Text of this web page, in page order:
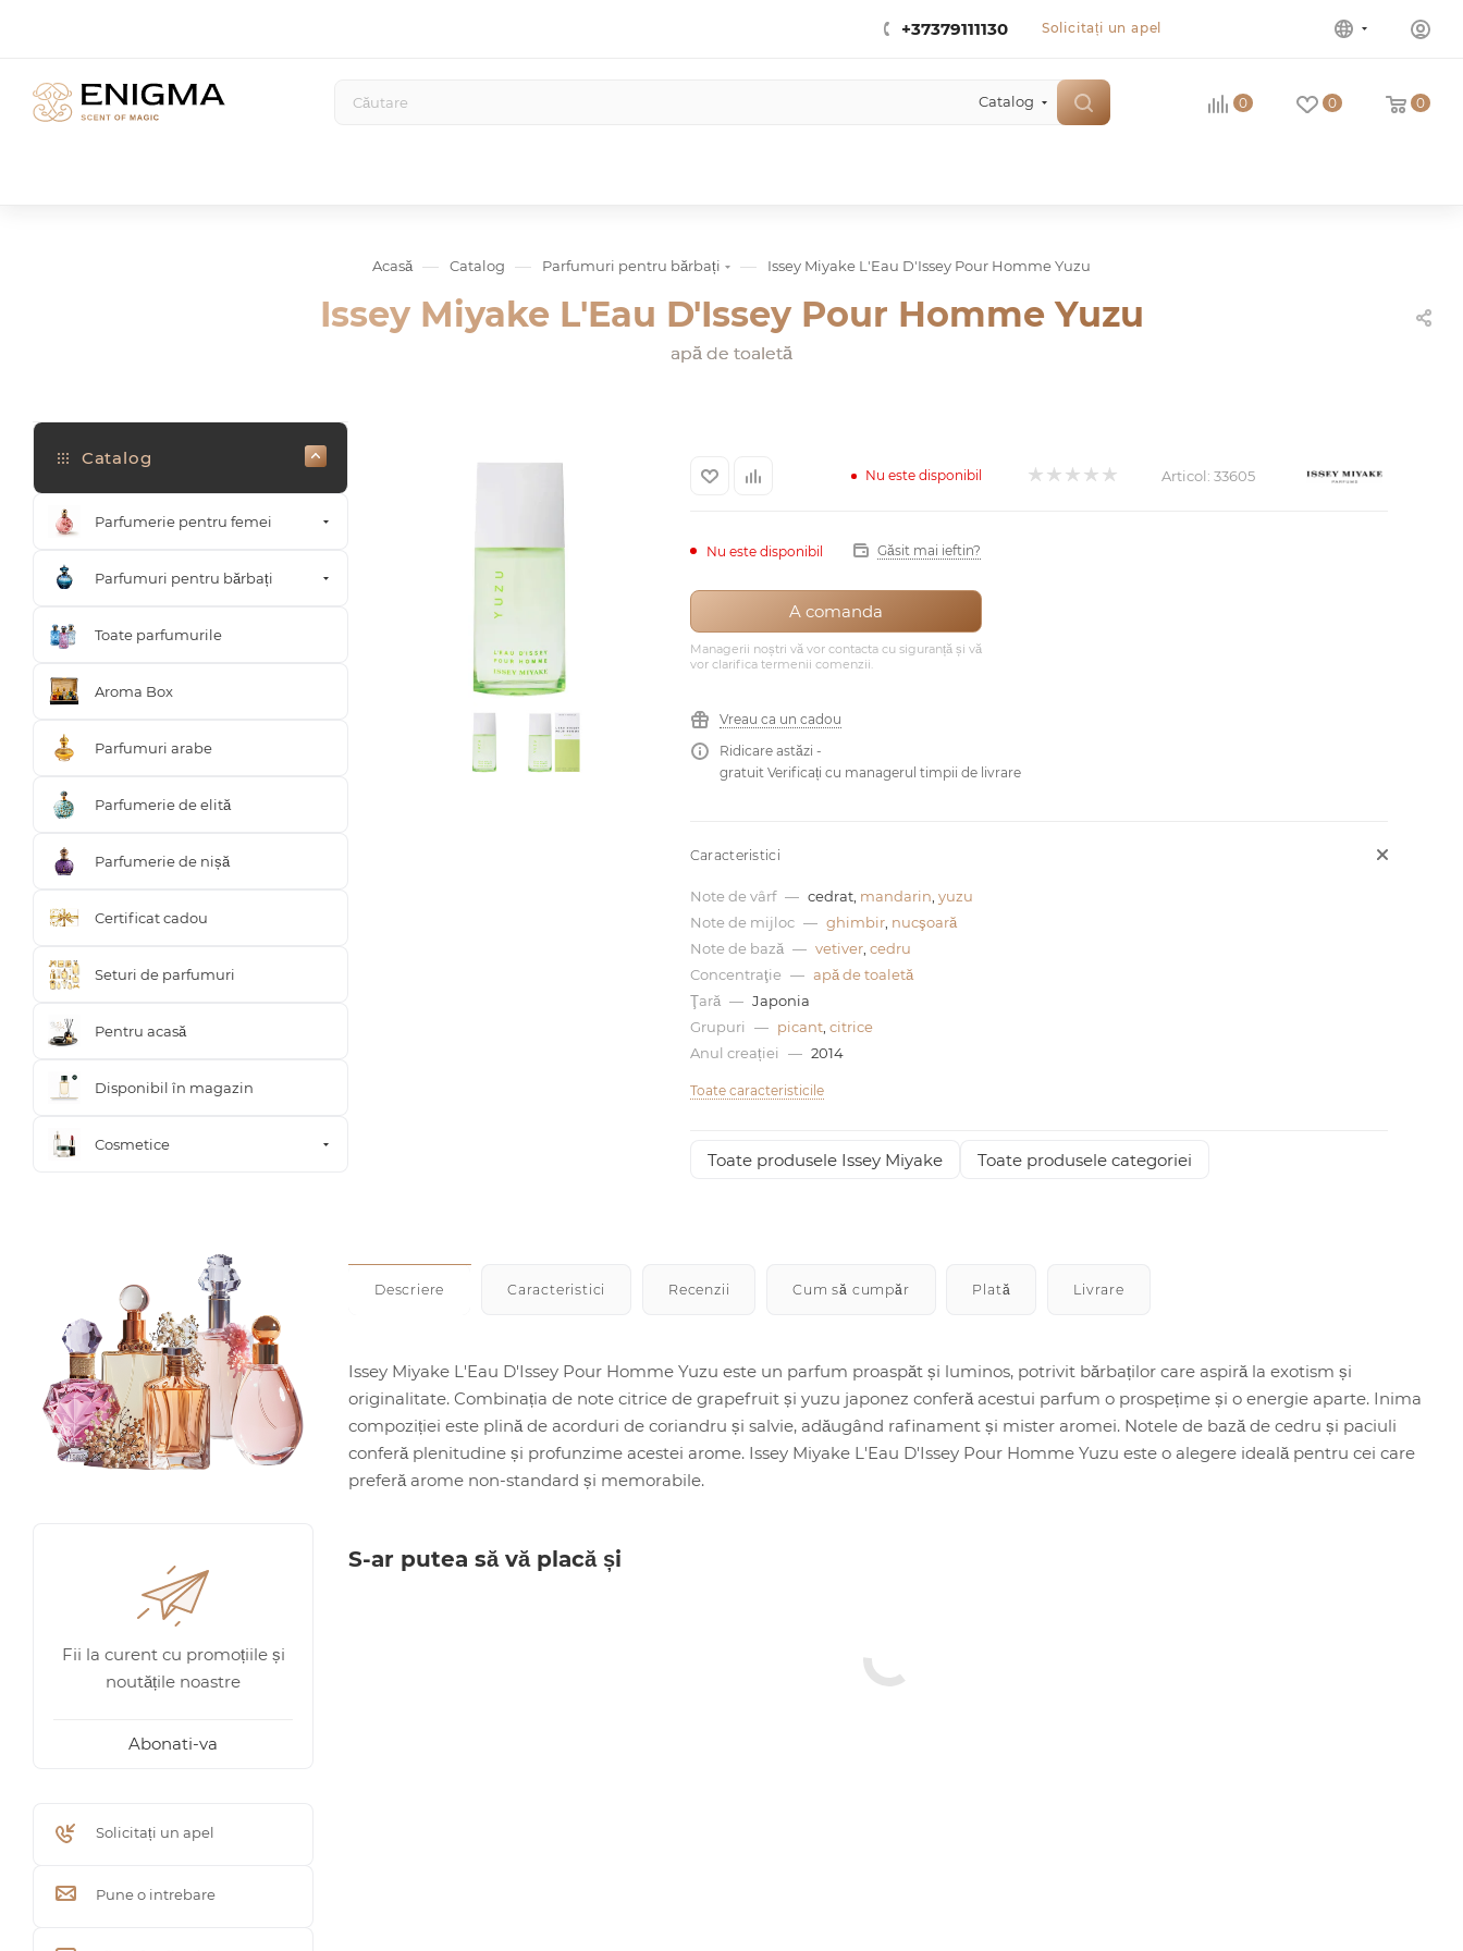
+37379111130 Solicitați un apel
Catalog 0 0 0
Acasă — Catalog — Parfumuri pentru bărbați — Issey Miyake L'Eau D'Issey Pour Homme Yuzu
Issey Miyake L'Eau D'Issey Pour Homme Yuzu
apă de toaletă
Nu este disponibil Articol: 33605
Nu este disponibil Găsit mai ieftin?
A comanda
Managerii noștri vă vor contacta cu siguranță și vă
vor clarifica termenii comenzii.
Vreau ca un cadou
Ridicare astăzi -
gratuit Verificați cu managerul timpii de livrare
Caracteristici
Note de vârf — cedrat, mandarin yuzu
Note de mijloc — ghimbir, nucşoară
Note de bază — vetiver, cedru
Concentraţie — apă de toaletă
Ţară — Japonia
Grupuri
— picant, citrice
Anul creației
— 2014
Toate caracteristicile
Toate produsele Issey Miyake Toate produsele categoriei
Descriere Caracteristici Recenzii Cum să cumpăr Plată Livrare
Issey Miyake L'Eau D'Issey Pour Homme Yuzu este un parfum proaspăt și luminos, potrivit bărbaților care aspiră la exotism și
originalitate. Combinația de note citrice de grapefruit și yuzu japonez conferă acestui parfum o prospețime și o energie aparte. Inima
compoziției este plină de acorduri de coriandru și salvie, adăugând rafinament și mister aromei. Notele de bază de cedru și paciuli
conferă plenitudine și profunzime acestei arome. Issey Miyake L'Eau D'Issey Pour Homme Yuzu este o alegere ideală pentru cei care
preferă arome non-standard și memorabile.
S-ar putea să vă placă și
Catalog
Parfumerie pentru femei
Parfumuri pentru bărbați
Toate parfumurile
Aroma Box
Parfumuri arabe
Parfumerie de elită
Parfumerie de nișă
Certificat cadou
Seturi de parfumuri
Pentru acasă
Disponibil în magazin
Cosmetice
Fii la curent cu promoțiile și
noutățile noastre
Abonati-va
Solicitați un apel
Pune o intrebare